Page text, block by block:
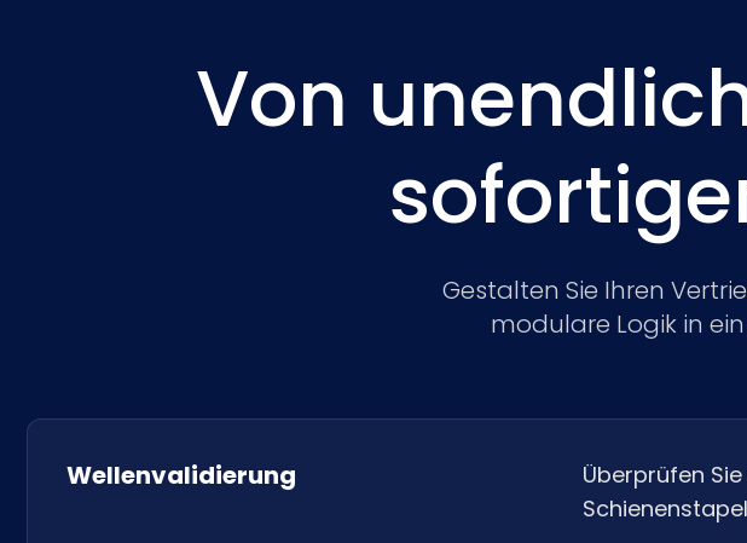
Von
Gestalten Sie Ihren
modulare Logik in
Wellenvalidierung
Überprüfen